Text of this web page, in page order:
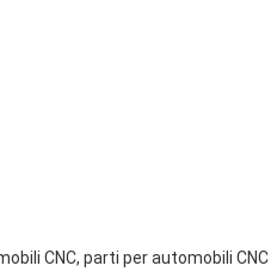
CNC, parti per automobili CNC